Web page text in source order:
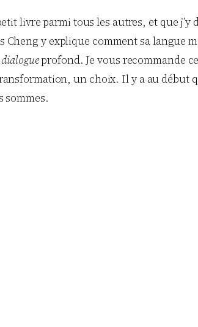
livre parmi tous les autres, et que
y explique comment sa langue
dialogueprofond. Je vous recommande
un choix. Il y a au début
sommes.